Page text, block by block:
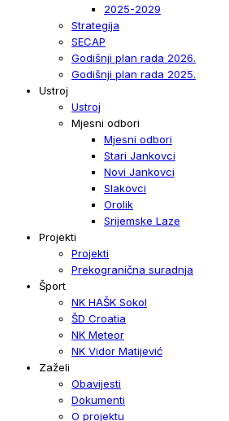
2025-2029
Strategija
SECAP
Godišnji plan rada 2026.
Godišnji plan rada 2025.
Ustroj
Ustroj
Mjesni odbori
Mjesni odbori
Stari Jankovci
Novi Jankovci
Slakovci
Orolik
Srijemske Laze
Projekti
Projekti
Prekogranična suradnja
Šport
NK HAŠK Sokol
ŠD Croatia
NK Meteor
NK Vidor Matijević
Zaželi
Obavijesti
Dokumenti
O projektu